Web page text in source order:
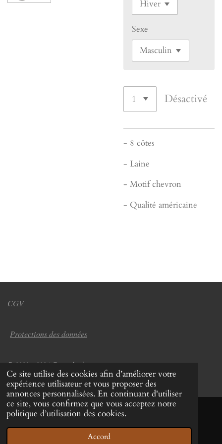
Ce site utilise des cookies afin d’améliorer votre
expérience utilisateur et vous proposer des
annonces personnalisées. En continuant d'utiliser
ce site, vous confirmez que vous acceptez notre
politique d’utilisation des cookies.
Accord
Sexe
Désactivé
- 8 côtes
- Laine
- Motif chevron
- Qualité américaine
CGV
Protections des données
© 2022 - 2026 Coup de chapeau
Propulsé parWebador